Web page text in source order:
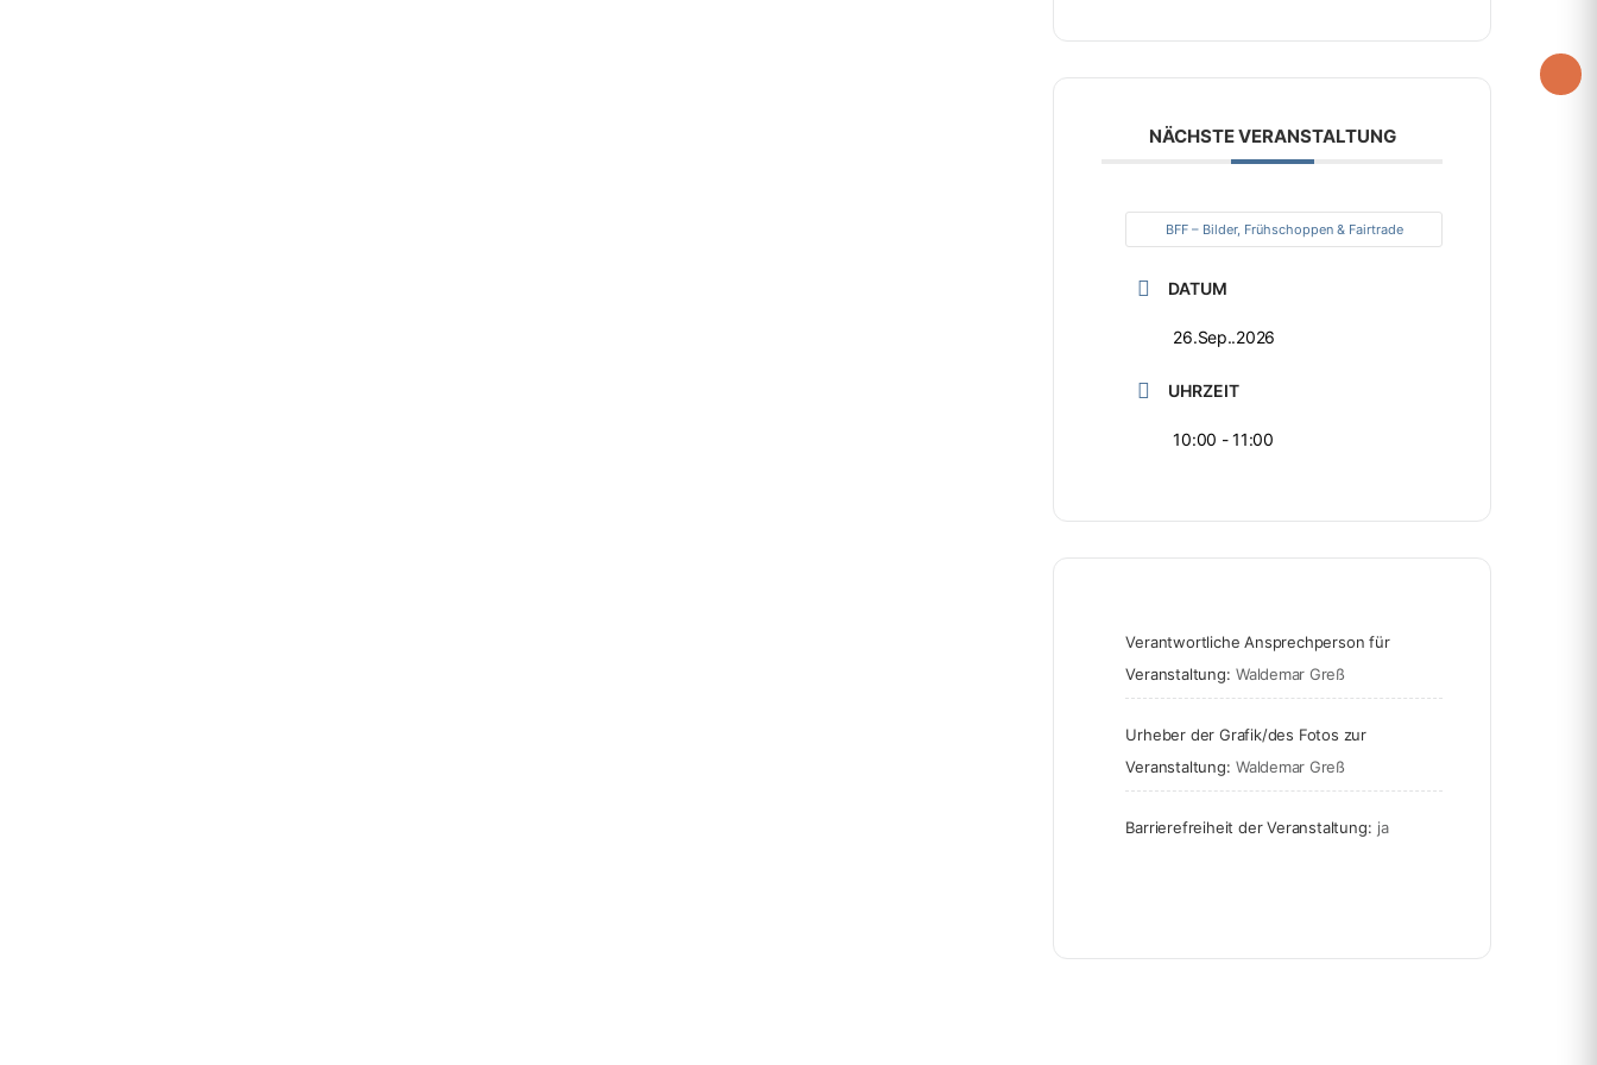
NÄCHSTE VERANSTALTUNG
BFF – Bilder, Frühschoppen & Fairtrade
DATUM
26.Sep..2026
UHRZEIT
10:00 - 11:00
Verantwortliche Ansprechperson für
Veranstaltung: Waldemar Greß
Urheber der Grafik/des Fotos zur
Veranstaltung: Waldemar Greß
Barrierefreiheit der Veranstaltung: ja